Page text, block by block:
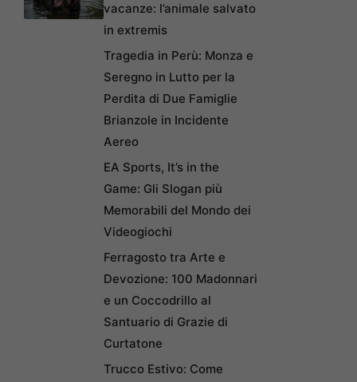
vacanze: l’animale salvato
in extremis
Tragedia in Perù: Monza e
Seregno in Lutto per la
Perdita di Due Famiglie
Brianzole in Incidente
Aereo
EA Sports, It’s in the
Game: Gli Slogan più
Memorabili del Mondo dei
Videogiochi
Ferragosto tra Arte e
Devozione: 100 Madonnari
e un Coccodrillo al
Santuario di Grazie di
Curtatone
Trucco Estivo: Come